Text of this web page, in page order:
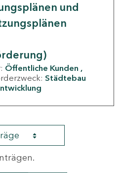
und
Öffentliche Kunden
Städtebau